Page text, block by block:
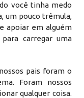
você tinha medo
um pouco trêmula,
apoiar em alguém
carregar uma
pais foram o
Foram nossos
qualquer coisa.